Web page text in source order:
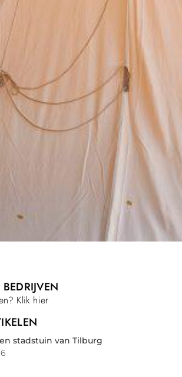
Klik hier
stadstuin van Tilburg